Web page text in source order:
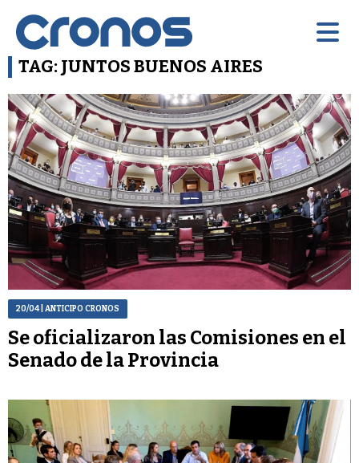
TAG: JUNTOS BUENOS AIRES
20/04| ANTICIPO CRONOS
Se oficializaron las Comisiones en el
Senado de la Provincia